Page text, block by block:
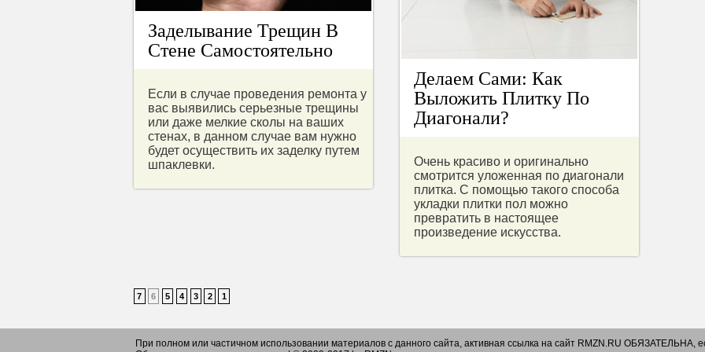
Заделывание Трещин В
Стене Самостоятельно
Если в случае проведения ремонта у
вас выявились серьезные трещины
или даже мелкие сколы на ваших
стенах, в данном случае вам нужно
будет осуществить их заделку путем
шпаклевки.
Делаем Сами: Как
Выложить Плитку По
Диагонали?
Очень красиво и оригинально
смотрится уложенная по диагонали
плитка. С помощью такого способа
укладки плитки пол можно
превратить в настоящее
произведение искусства.
7 6 5 4 3 2 1
При полном или частичном использовании материалов с данного сайта, активная ссылка на сайт RMZN.RU ОБЯЗАТЕЛЬНА,